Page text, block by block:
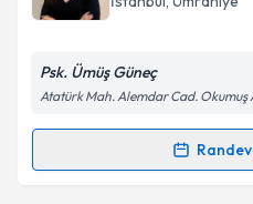
posta ile bilgilendireceğiz.
E-posta Adresiniz
Kişisel verilerimin
Psk. Ümüş Güneç
Atatürk Mah. Alemdar Cad. Okumuş
Randevu Takvimi